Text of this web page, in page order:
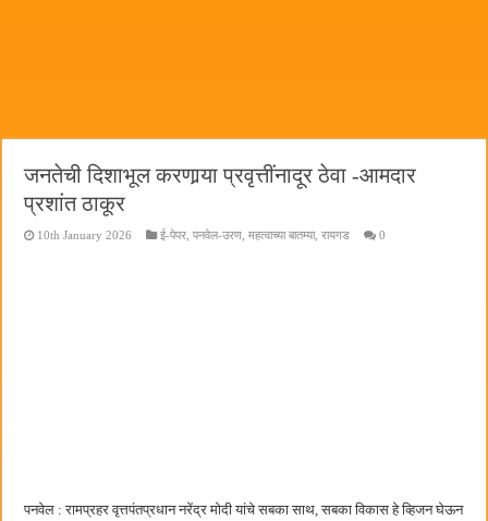
जनतेची दिशाभूल करणार्‍या प्रवृत्तींनादूर ठेवा -आमदार
प्रशांत ठाकूर
10th January 2026 ई-पेपर ,पनवेल-उरण ,महत्वाच्या बातम्या,रायगड 0
पनवेल : रामप्रहर वृत्तपंतप्रधान नरेंद्र मोदी यांचे सबका साथ, सबका विकास हे व्हिजन घेऊन